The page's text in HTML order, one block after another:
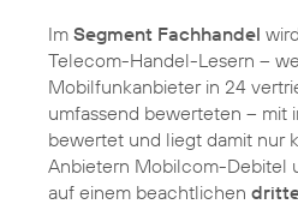
Im Segment Fachhandel
Telecom-Handel-Lesern –
Mobilfunkanbieter in 24
umfassend bewerteten – mit
bewertet und liegt damit nur
Anbietern Mobilcom-Debitel
auf einem beachtlichen